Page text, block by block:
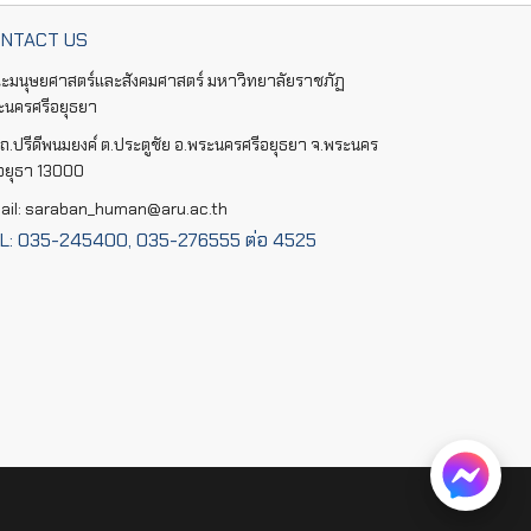
US
มนุษยศาสตร์และสังคมศาสตร์ มหาวิทยาลัยราชภัฏ
นครศรีอยุธยา
.ปรีดีพนมยงค์ ต.ประตูชัย อ.พระนครศรีอยุธยา จ.พระนคร
ยุธา 13000
saraban_human@aru.ac.th
035-245400, 035-276555 ต่อ 4525